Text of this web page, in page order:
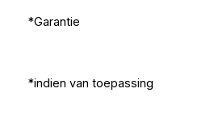
*Garantie
*indien van toepassing